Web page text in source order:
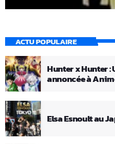
ACTU POPULAIRE
Hunter x Hunter :
annoncée à
Elsa Esnoult au